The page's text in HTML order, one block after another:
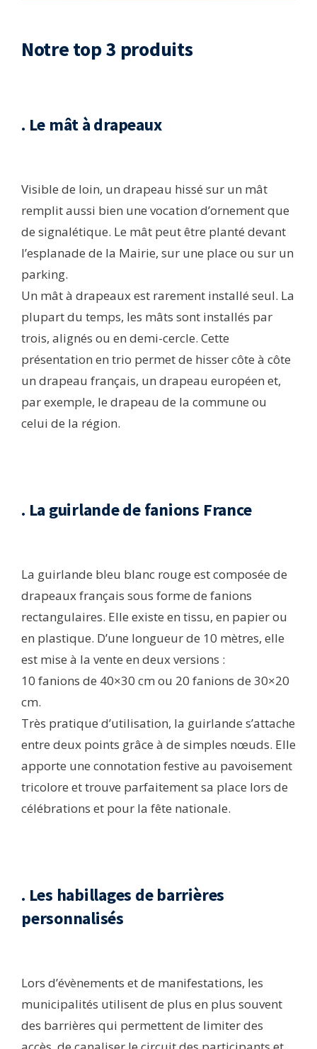
Notre top 3 produits
. Le mât à drapeaux
Visible de loin, un drapeau hissé sur un mât
remplit aussi bien une vocation d’ornement que
de signalétique. Le mât peut être planté devant
l’esplanade de la Mairie, sur une place ou sur un
parking.
Un mât à drapeaux est rarement installé seul. La
plupart du temps, les mâts sont installés par
trois, alignés ou en demi-cercle. Cette
présentation en trio permet de hisser côte à côte
un drapeau français, un drapeau européen et,
par exemple, le drapeau de la commune ou
celui de la région.
. La guirlande de fanions France
La guirlande bleu blanc rouge est composée de
drapeaux français sous forme de fanions
rectangulaires. Elle existe en tissu, en papier ou
en plastique. D’une longueur de 10 mètres, elle
est mise à la vente en deux versions :
10 fanions de 40×30 cm ou 20 fanions de 30×20
cm.
Très pratique d’utilisation, la guirlande s’attache
entre deux points grâce à de simples nœuds. Elle
apporte une connotation festive au pavoisement
tricolore et trouve parfaitement sa place lors de
célébrations et pour la fête nationale.
. Les habillages de barrières
personnalisés
Lors d’évènements et de manifestations, les
municipalités utilisent de plus en plus souvent
des barrières qui permettent de limiter des